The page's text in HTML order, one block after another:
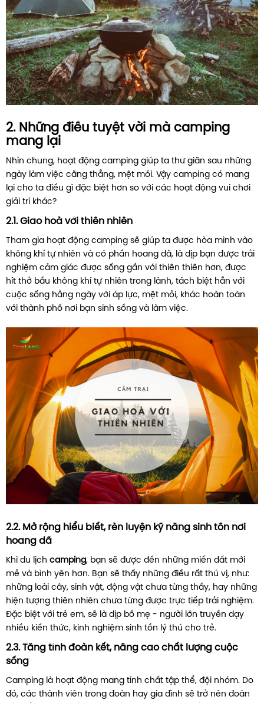
2. Những điều tuyệt vời mà camping
mang lại
Nhìn chung, hoạt động camping giúp ta thư giãn sau những
ngày làm việc căng thẳng, mệt mỏi. Vậy camping có mang
lại cho ta điều gì đặc biệt hơn so với các hoạt động vui chơi
giải trí khác?
2.1. Giao hoà với thiên nhiên
Tham gia hoạt động camping sẽ giúp ta được hòa mình vào
không khí tự nhiên và có phần hoang dã, là dịp bạn được trải
nghiệm cảm giác được sống gần với thiên thiên hơn, được
hít thở bầu không khí tự nhiên trong lành, tách biệt hẳn với
cuộc sống hằng ngày với áp lực, mệt mỏi, khác hoàn toàn
với thành phố nơi bạn sinh sống và làm việc.
2.2. Mở rộng hiểu biết, rèn luyện kỹ năng sinh tồn nơi
hoang dã
Khi du lịch camping, bạn sẽ được đến những miền đất mới
mẻ và bình yên hơn. Bạn sẽ thấy những điều rất thú vị, như:
những loài cây, sinh vật, động vật chưa từng thấy, hay những
hiện tượng thiên nhiên chưa từng được trực tiếp trải nghiệm.
Đặc biệt với trẻ em, sẽ là dịp bố mẹ - người lớn truyền dạy
nhiều kiến thức, kinh nghiệm sinh tồn lý thú cho trẻ.
2.3. Tăng tính đoàn kết, nâng cao chất lượng cuộc
sống
Camping là hoạt động mang tính chất tập thể, đội nhóm. Do
đó, các thành viên trong đoàn hay gia đình sẽ trở nên đoàn